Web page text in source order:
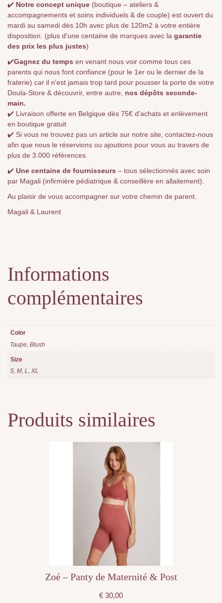
✔️ Notre concept unique (boutique – ateliers &
accompagnements et soins individuels & de couple) est ouvert du
mardi au samedi dès 10h avec plus de 120m2 à votre entière
disposition. (plus d'une centaine de marques avec la garantie
des prix les plus justes)
✔️Gagnez du temps en venant nous voir comme tous ces
parents qui nous font confiance (pour le 1er ou le dernier de la
fraterie) car il n'est jamais trop tard pour pousser la porte de votre
Doula-Store & découvrir, entre autre, nos dépôts seconde-
main.
✔️ Livraison offerte en Belgique dès 75€ d'achats et enlèvement
en boutique gratuit
✔️ Si vous ne trouvez pas un article sur notre site, contactez-nous
afin que nous le réservions ou ajoutions pour vous au travers de
plus de 3.000 références.
✔️ Une centaine de fournisseurs – tous sélectionnés avec soin
par Magali (infirmière pédiatrique & conseillère en allaitement).
Au plaisir de vous accompagner sur votre chemin de parent.
Magali & Laurent
Informations
complémentaires
Color
Taupe, Blush
Size
S, M, L, XL
Produits similaires
Zoé – Panty de Maternité & Post
€ 30,00
Ce
produit
a
plusieurs
variations.
Les
options
peuvent
être
choisies
page
du
produit